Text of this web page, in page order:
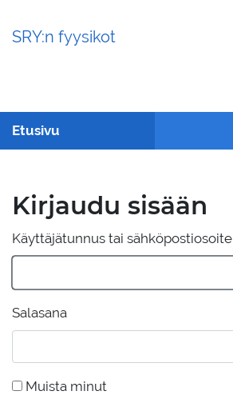
SRY:n fyysikot
Etusivu
Kirjaudu sisään
Käyttäjätunnus tai sähköpostiosoite
Salasana
Muista minut